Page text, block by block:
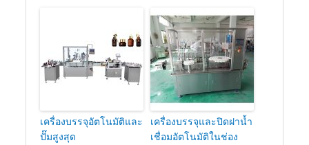
เครื่องบรรจุอัตโนมัติและ
ปั๊มสูงสุด
เครื่องบรรจุและปิดฝาน้ำ
เชื่อมอัตโนมัติในช่อง